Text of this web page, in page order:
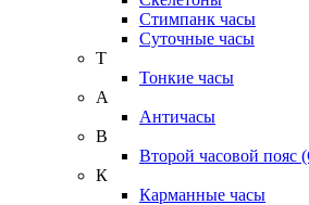
Стимпанк часы
Суточные часы
Т
Тонкие часы
А
Античасы
В
Второй часовой пояс
К
Карманные часы